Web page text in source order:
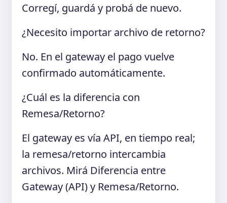
Corregí, guardá y probá de nuevo.
¿Necesito importar archivo de retorno?
No. En el gateway el pago vuelve
confirmado automáticamente.
¿Cuál es la diferencia con
Remesa/Retorno?
El gateway es vía API, en tiempo real;
la remesa/retorno intercambia
archivos. Mirá Diferencia entre
Gateway (API) y Remesa/Retorno.